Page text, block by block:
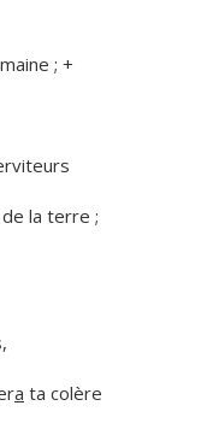
; +
la terre ;
a ta colère